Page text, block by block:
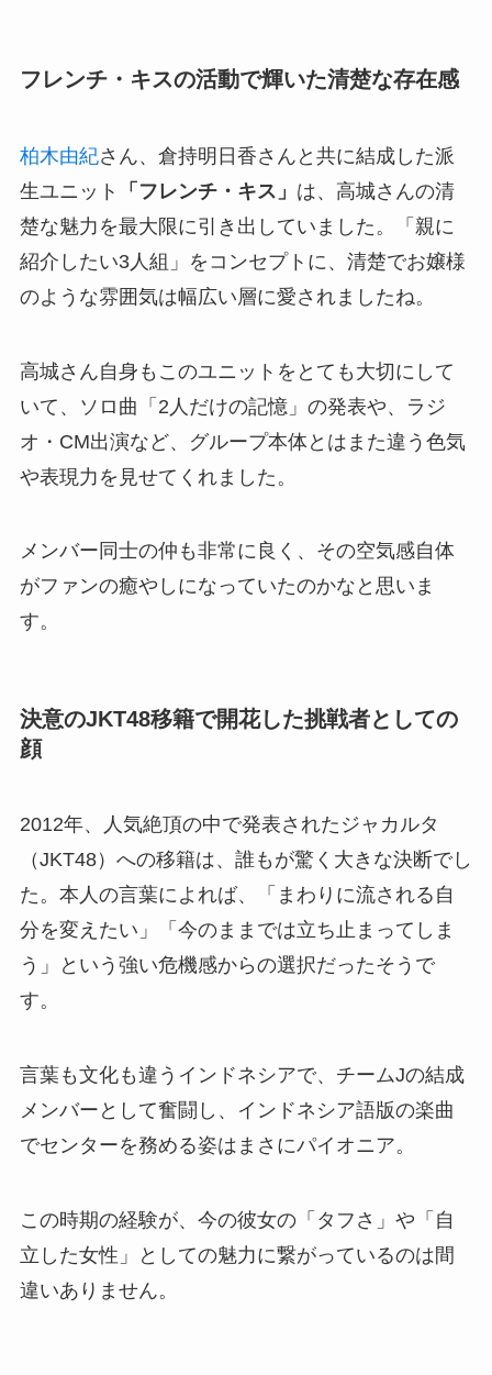
フレンチ・キスの活動で輝いた清楚な存在感
柏木由紀さん、倉持明日香さんと共に結成した派
生ユニット
「フレンチ・キス」 は、高城さんの清
楚な魅力を最大限に引き出していました。「親に
紹介したい3人組」をコンセプトに、清楚でお嬢様
のような雰囲気は幅広い層に愛されましたね。
高城さん自身もこのユニットをとても大切にして
いて、ソロ曲「2人だけの記憶」の発表や、ラジ
オ・CM出演など、グループ本体とはまた違う色気
や表現力を見せてくれました。
メンバー同士の仲も非常に良く、その空気感自体
がファンの癒やしになっていたのかなと思いま
す。
決意のJKT48移籍で開花した挑戦者としての
顔
2012年、人気絶頂の中で発表されたジャカルタ
（JKT48）への移籍は、誰もが驚く大きな決断でし
た。本人の言葉によれば、「まわりに流される自
分を変えたい」「今のままでは立ち止まってしま
う」という強い危機感からの選択だったそうで
す。
言葉も文化も違うインドネシアで、チームJの結成
メンバーとして奮闘し、インドネシア語版の楽曲
でセンターを務める姿はまさにパイオニア。
この時期の経験が、今の彼女の「タフさ」や「自
立した女性」としての魅力に繋がっているのは間
違いありません。